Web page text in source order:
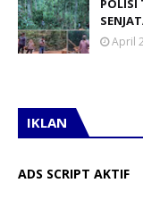
POLISI
April
IKLAN
ADS SCRIPT AKTIF